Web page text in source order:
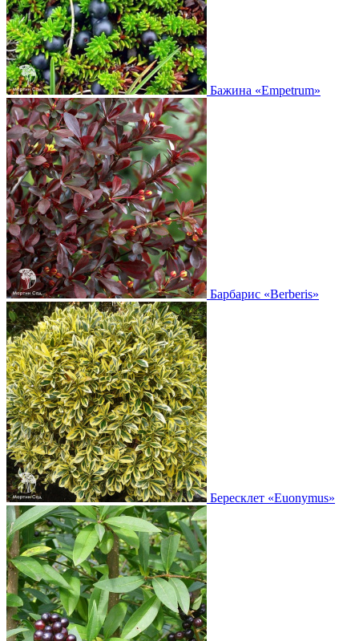
Бажина «Empetrum»
Барбарис «Berberis»
Бересклет «Euonymus»